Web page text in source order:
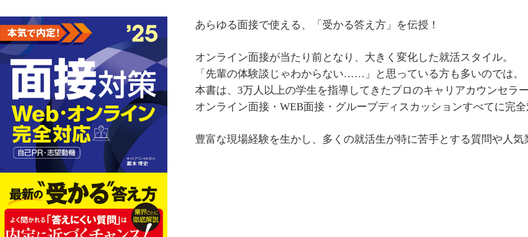
あらゆる面接で使える、「受かる答え方」を伝授！
オンライン面接が当たり前となり、大きく変化した就活スタイル。
「先輩の体験談じゃわからない……」と思っている方も多いのでは。
本書は、3万人以上の学生を指導してきたプロのキャリアカウンセラ
オンライン面接・WEB面接・グループディスカッションすべてに完
豊富な現場経験を生かし、多くの就活生が特に苦手とする質問や人